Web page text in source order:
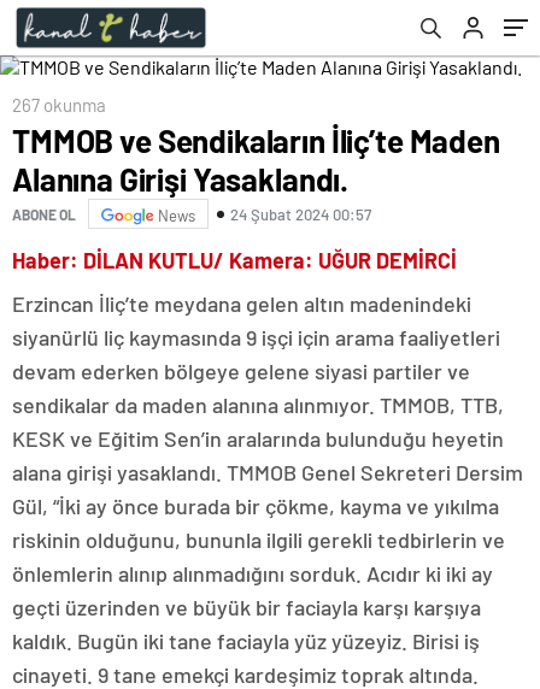
267 okunma
TMMOB ve Sendikaların İliç’te Maden
Alanına Girişi Yasaklandı.
ABONE OL News 24 Şubat 2024 00:57
Haber: DİLAN KUTLU/ Kamera: UĞUR DEMİRCİ
Erzincan İliç’te meydana gelen altın madenindeki
siyanürlü liç kaymasında 9 işçi için arama faaliyetleri
devam ederken bölgeye gelene siyasi partiler ve
sendikalar da maden alanına alınmıyor. TMMOB, TTB,
KESK ve Eğitim Sen’in aralarında bulunduğu heyetin
alana girişi yasaklandı. TMMOB Genel Sekreteri Dersim
Gül, “İki ay önce burada bir çökme, kayma ve yıkılma
riskinin olduğunu, bununla ilgili gerekli tedbirlerin ve
önlemlerin alınıp alınmadığını sorduk. Acıdır ki iki ay
geçti üzerinden ve büyük bir faciayla karşı karşıya
kaldık. Bugün iki tane faciayla yüz yüzeyiz. Birisi iş
cinayeti. 9 tane emekçi kardeşimiz toprak altında.
Çalışıyor